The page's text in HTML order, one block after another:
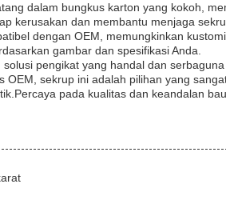
dalam bungkus karton yang kokoh,
kerusakan dan membantu menjaga
dengan OEM, memungkinkan
gambar dan spesifikasi Anda.
pengikat yang handal dan
OEM, sekrup ini adalah pilihan yang
pada kualitas dan keandalan